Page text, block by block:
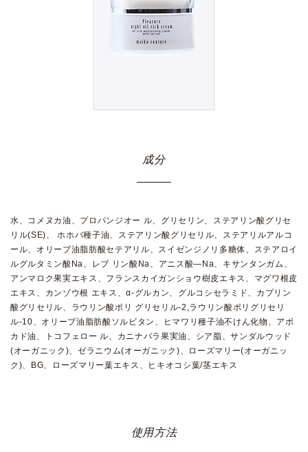
成分
水、コメヌカ油、プロパンジオー ル、グリセリン、ステアリン酸グリセ
リル(SE)、 ホホバ種子油、ステアリン酸グリセリル、ステアリルアルコ
ール、オリーブ油脂肪酸セテアリル、スイゼンジノリ多糖体、ステアロイ
ルグルタミン酸Na、レブ リン酸Na、アニス酸―Na、キサンタンガム、
アンマロク果実エキス、フランスカイガンショウ樹皮エキス、マグワ根皮
エキス、カンゾウ根 エキス、α-グルカン、グルコシセラミド、カプリン
酸グリセリル、ラウリン酸ポリ グリセリル-2,ラウリン酸ポリグリセリ
ル-10、オリーブ油脂肪酸ソルビタン、ヒマワリ種子油不けん化物、アボ
カド油、トコフェロー ル、カニナバラ果実油、シア脂、サンダルウッド
(オーガニック)、ゼラニウム(オーガニック)、ローズマリー(オーガニッ
ク)、BG、ローズマリー葉エキス、ヒキオコシ葉/茎エキス
使用方法